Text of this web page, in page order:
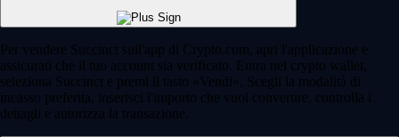
Per vendere Succinct sull'app di Crypto.com, apri l'applicazione e
assicurati che il tuo account sia verificato. Entra nel crypto wallet,
seleziona Succinct e premi il tasto «Vendi». Scegli la modalità di
incasso preferita, inserisci l'importo che vuoi convertire, controlla i
dettagli e autorizza la transazione.